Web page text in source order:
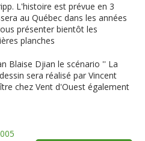
L'histoire est prévue en 3
au Québec dans les années
présenter bientôt les
planches
Blaise Djian le scénario '' La
sera réalisé par Vincent
chez Vent d'Ouest également